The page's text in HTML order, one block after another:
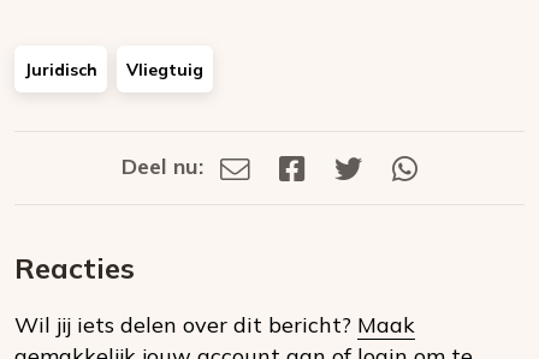
Juridisch Vliegtuig
Deel
social
Deel nu:
Deel
Deel
Deel
Reacties
Wil jij iets delen over dit bericht? Maak